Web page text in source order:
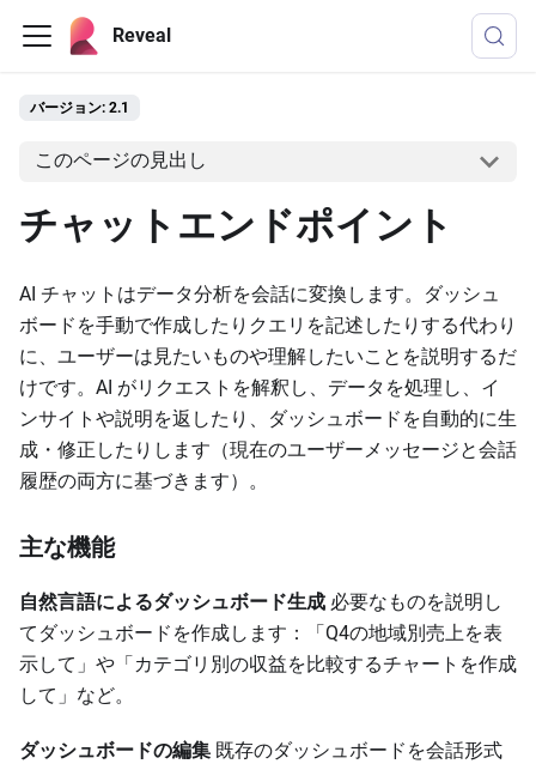
Reveal
バージョン: 2.1
このページの見出し
チャットエンドポイント
AI チャットはデータ分析を会話に変換します。ダッシュ
ボードを手動で作成したりクエリを記述したりする代わり
に、ユーザーは見たいものや理解したいことを説明するだ
けです。AI がリクエストを解釈し、データを処理し、イ
ンサイトや説明を返したり、ダッシュボードを自動的に生
成・修正したりします（現在のユーザーメッセージと会話
履歴の両方に基づきます）。
主な機能
自然言語によるダッシュボード生成 必要なものを説明し
てダッシュボードを作成します：「Q4の地域別売上を表
示して」や「カテゴリ別の収益を比較するチャートを作成
して」など。
ダッシュボードの編集 既存のダッシュボードを会話形式